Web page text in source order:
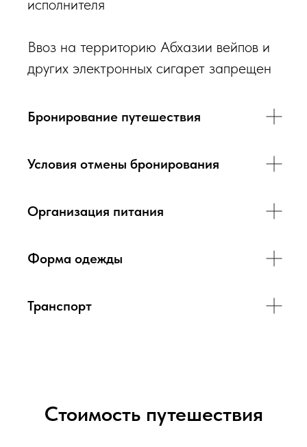
исполнителя
Ввоз на территорию Абхазии вейпов и
других электронных сигарет запрещен
Бронирование путешествия
Условия отмены бронирования
Организация питания
Форма одежды
Транспорт
Стоимость путешествия